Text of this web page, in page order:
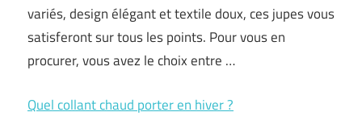
variés, design élégant et textile doux, ces jupes vous
satisferont sur tous les points. Pour vous en
procurer, vous avez le choix entre …
Quel collant chaud porter en hiver ?